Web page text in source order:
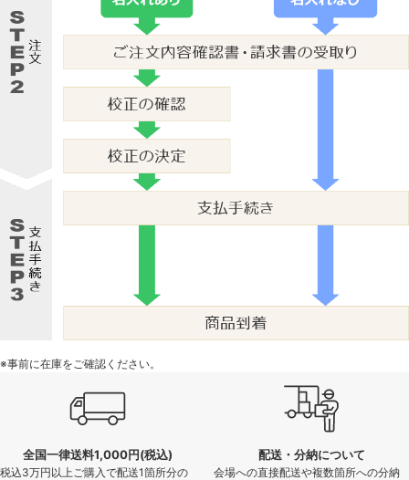
※事前に在庫をご確認ください。
全国一律送料1,000円(税込)
税込3万円以上ご購入で配送1箇所分の
配送・分納について
会場への直接配送や複数箇所への分納